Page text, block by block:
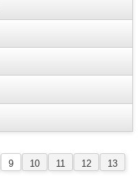
9 10 11 12
13